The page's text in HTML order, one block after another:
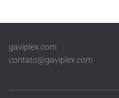
gaviplex.com
contato@gaviplex.com